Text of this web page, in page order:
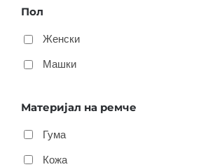
Пол
Женски
Машки
Материјал на ремче
Гума
Кожа